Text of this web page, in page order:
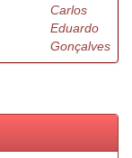
Carlos
Eduardo
Gonçalves